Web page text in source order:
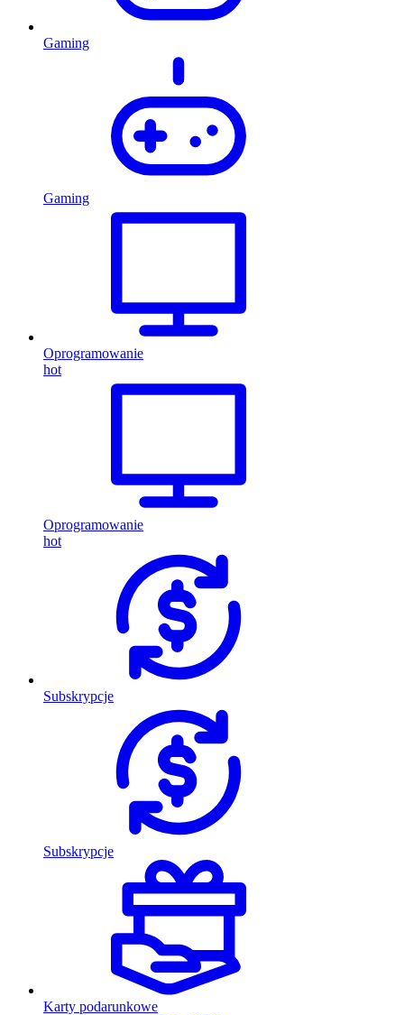
Gaming
Gaming
Oprogramowanie
hot
Oprogramowanie
hot
Subskrypcje
Subskrypcje
Karty podarunkowe